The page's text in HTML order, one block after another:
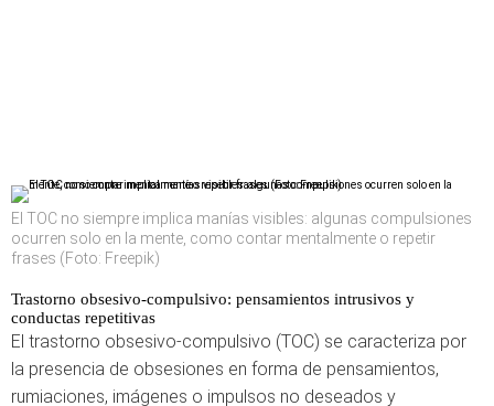
El TOC no siempre implica manías visibles: algunas compulsiones
ocurren solo en la mente, como contar mentalmente o repetir
frases (Foto: Freepik)
Trastorno obsesivo-compulsivo: pensamientos intrusivos y
conductas repetitivas
El trastorno obsesivo-compulsivo (TOC) se caracteriza por
la presencia de obsesiones en forma de pensamientos,
rumiaciones, imágenes o impulsos no deseados y